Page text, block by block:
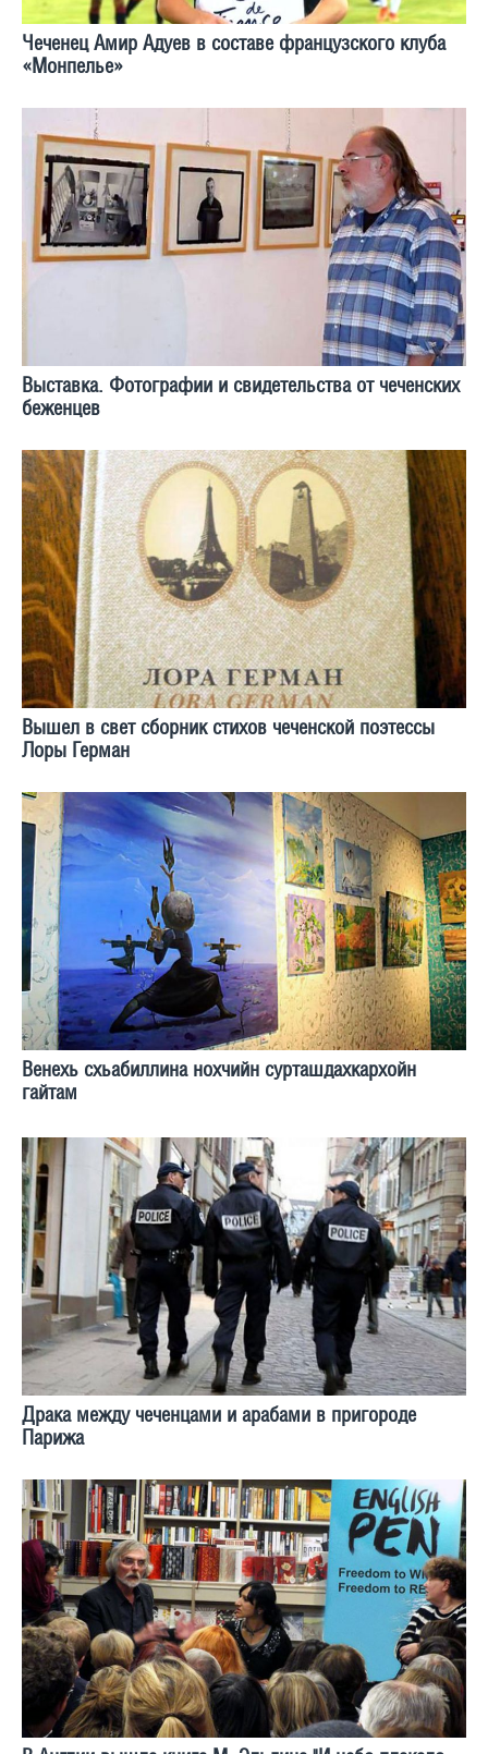
Чеченец Амир Адуев в составе французского клуба
«Монпелье»
Выставка. Фотографии и свидетельства от чеченских
беженцев
Вышел в свет сборник стихов чеченской поэтессы
Лоры Герман
Венехь схьабиллина нохчийн сурташдахкархойн
гайтам
Драка между чеченцами и арабами в пригороде
Парижа